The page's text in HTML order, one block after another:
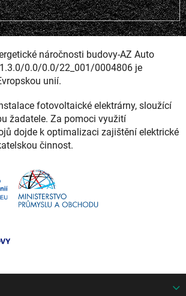
náročnosti budovy-AZ Auto
0.0/0.0/22_001/0004806 je
unií.
fotovoltaické elektrárny, sloužící
žadatele. Za pomoci využití
dojde k optimalizaci zajištění elektrické
činnost.